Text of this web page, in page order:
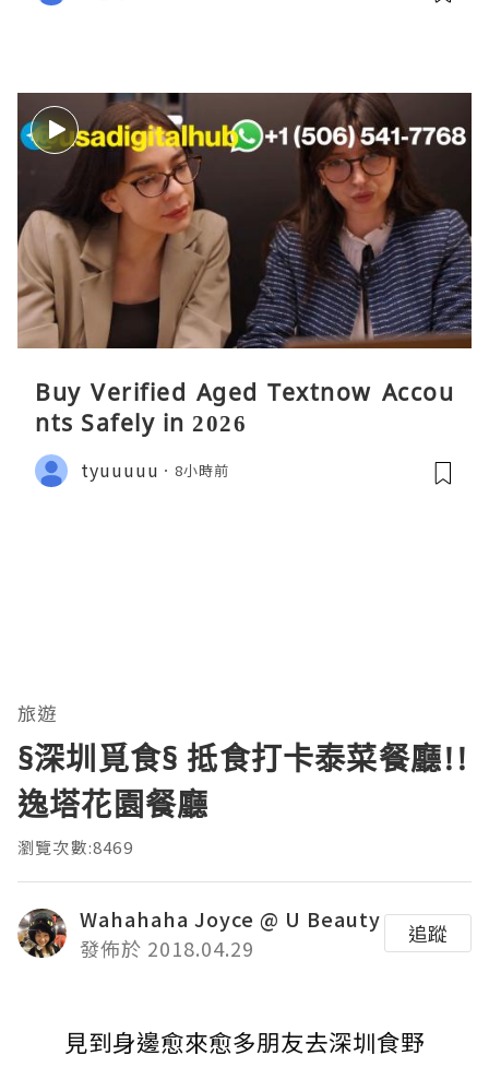
Buy Verified Aged Textnow Accou
nts Safely in 2026
tyuuuuu 8小時前
旅遊
§深圳覓食§ 抵食打卡泰菜餐廳!!
逸塔花園餐廳
瀏覽次數:8469
Wahahaha Joyce @ U Beauty
發佈於 2018.04.29
追蹤
見到身邊愈來愈多朋友去深圳食野